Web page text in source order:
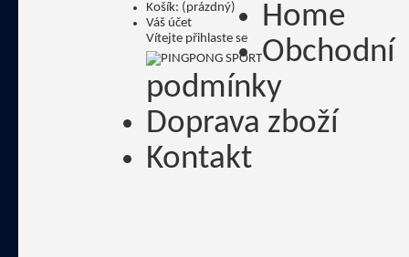
Košík: (prázdný)
Váš účet
Vítejte přihlaste se
Home
Obchodní
podmínky
Doprava zboží
Kontakt